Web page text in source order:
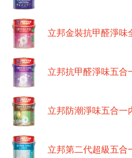
立邦金裝抗甲醛淨味
立邦抗甲醛淨味五合
立邦防潮淨味五合一
立邦第二代超級五合